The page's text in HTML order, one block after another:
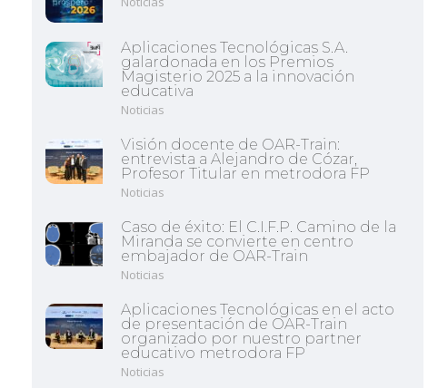
Aplicaciones Tecnológicas S.A.
galardonada en los Premios
Magisterio 2025 a la innovación
educativa
Noticias
Visión docente de OAR-Train:
entrevista a Alejandro de Cózar,
Profesor Titular en metrodora FP
Noticias
Caso de éxito: El C.I.F.P. Camino de la
Miranda se convierte en centro
embajador de OAR-Train
Noticias
Aplicaciones Tecnológicas en el acto
de presentación de OAR-Train
organizado por nuestro partner
educativo metrodora FP
Noticias